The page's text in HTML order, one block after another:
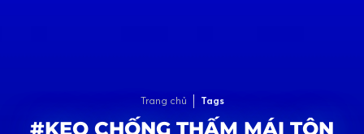
Trang chủ Tags
#KEO CHỐNG THẤM MÁI TÔN